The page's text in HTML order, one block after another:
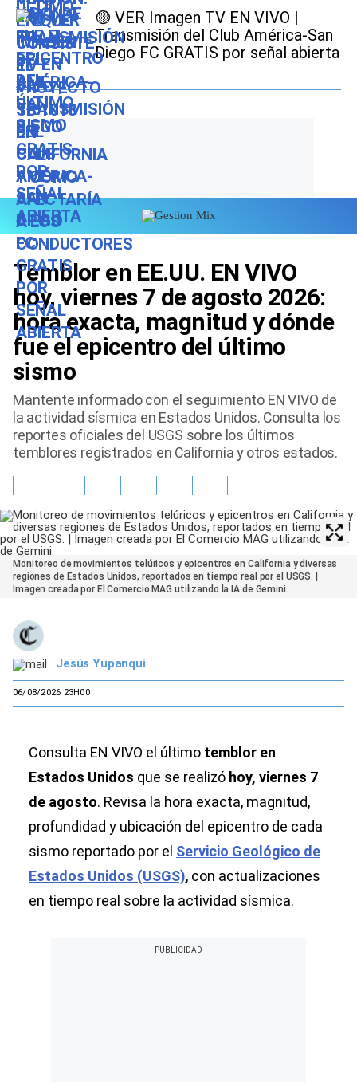
🟡 VER Imagen TV EN VIVO |
Transmisión del Club América-San
Diego FC GRATIS por señal abierta